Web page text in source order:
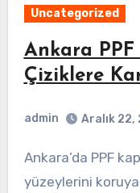
Uncategorized
Ankara
Çiziklere
admin Aralık 22,
Ankara’da PPF kaplama hizmetleri, araçların
yüzeylerini